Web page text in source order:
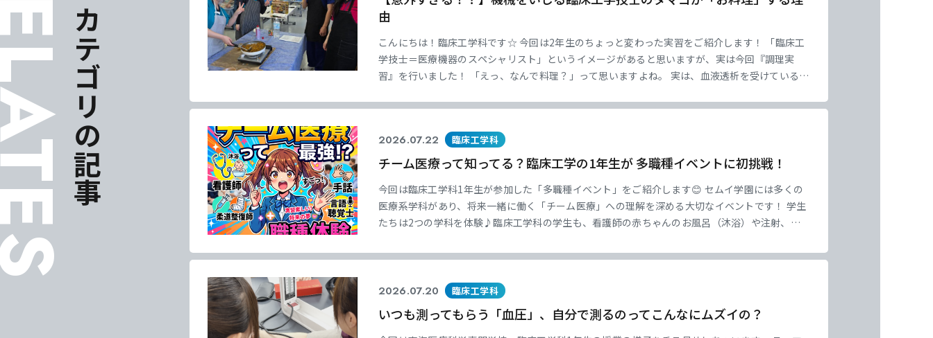
同じカテゴリの記事
由
こんにちは！臨床工学科です☆ 今回は2年生のちょっと変わった実習をご紹介します！ 「臨床工
学技士＝医療機器のスペシャリスト」というイメージがあると思いますが、実は今回『調理実
習』を行いました！ 「えっ、なんで料理？」って思いますよね。 実は、血液透析を受けている患
気持ちや日々の生活を深く理解するために、プロの管
2026.07.22 臨床工学科
チーム医療って知ってる？臨床工学の1年生が 多職種イベントに初挑戦！
今回は臨床工学科1年生が参加した「多職種イベント」をご紹介します😊 セムイ学園には多くの
医療系学科があり、将来一緒に働く「チーム医療」への理解を深める大切なイベントです！ 学生
たちは2つの学科を体験♪臨床工学科の学生も、看護師の赤ちゃんのお風呂（沐浴）や注射、作
を楽しく学びました。 https://
2026.07.20 臨床工学科
いつも測ってもらう「血圧」、自分で測るのってこんなにムズイの？
CLOSE
CLOSE
CLOSE
CLOSE